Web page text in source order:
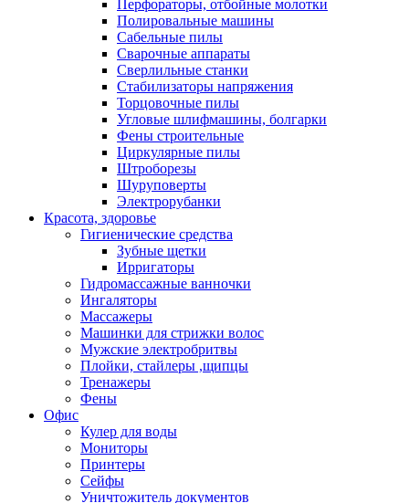
Перфораторы, отбойные молотки
Полировальные машины
Сабельные пилы
Сварочные аппараты
Сверлильные станки
Стабилизаторы напряжения
Торцовочные пилы
Угловые шлифмашины, болгарки
Фены строительные
Циркулярные пилы
Штроборезы
Шуруповерты
Электрорубанки
Красота, здоровье
Гигиенические средства
Зубные щетки
Ирригаторы
Гидромассажные ванночки
Ингаляторы
Массажеры
Машинки для стрижки волос
Мужские электробритвы
Плойки, стайлеры ,щипцы
Тренажеры
Фены
Офис
Кулер для воды
Мониторы
Принтеры
Сейфы
Уничтожитель документов